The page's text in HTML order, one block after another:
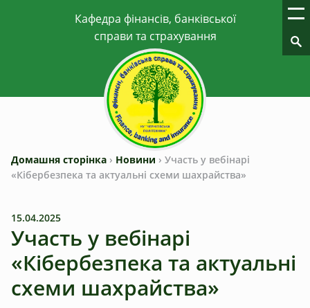
Домашня сторінка › Новини › Участь у вебінарі
«Кібербезпека та актуальні схеми шахрайства»
15.04.2025
Участь у вебінарі
«Кібербезпека та актуальні
схеми шахрайства»